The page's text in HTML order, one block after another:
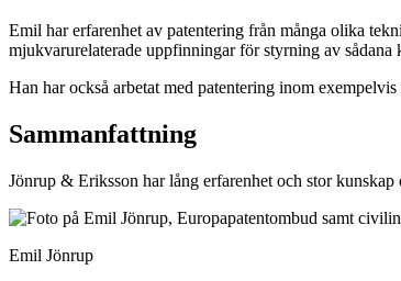
Emil har erfarenhet av patentering från många olika
mjukvarurelaterade uppfinningar för styrning av
Han har också arbetat med patentering inom
Sammanfattning
Jönrup & Eriksson har lång erfarenhet och stor
Emil Jönrup